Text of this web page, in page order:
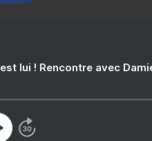
lui ! Rencontre avec